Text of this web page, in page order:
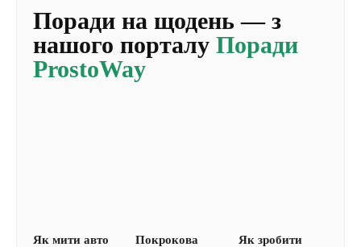
Поради на щодень — з
нашого порталу Поради
ProstoWay
Як мити авто
Покрокова
Як зробити